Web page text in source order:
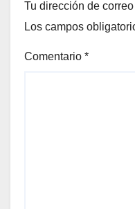
Tu dirección de
Los campos
Comentario *